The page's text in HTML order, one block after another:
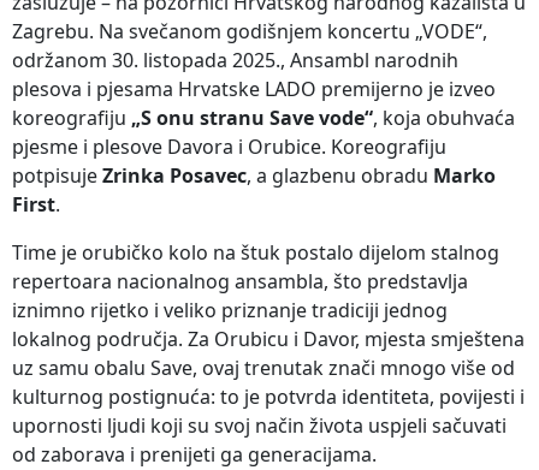
Zagrebu. Na svečanom godišnjem koncertu „VODE“,
održanom 30. listopada 2025., Ansambl narodnih
plesova i pjesama Hrvatske LADO premijerno je izveo
koreografiju „S onu stranu Save vode“, koja obuhvaća
pjesme i plesove Davora i Orubice. Koreografiju
potpisujeZrinka Posavec, a glazbenu obradu Marko
First.
Time je orubičko kolo na štuk postalo dijelom stalnog
repertoara nacionalnog ansambla, što predstavlja
iznimno rijetko i veliko priznanje tradiciji jednog
lokalnog područja. Za Orubicu i Davor, mjesta smještena
uz samu obalu Save, ovaj trenutak znači mnogo više od
kulturnog postignuća: to je potvrda identiteta, povijesti i
upornosti ljudi koji su svoj način života uspjeli sačuvati
od zaborava i prenijeti ga generacijama.